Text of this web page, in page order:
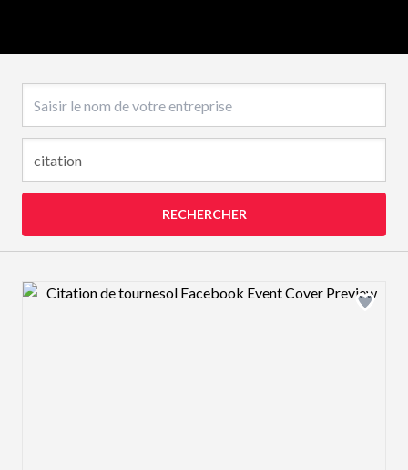
RECHERCHER
Design preview image